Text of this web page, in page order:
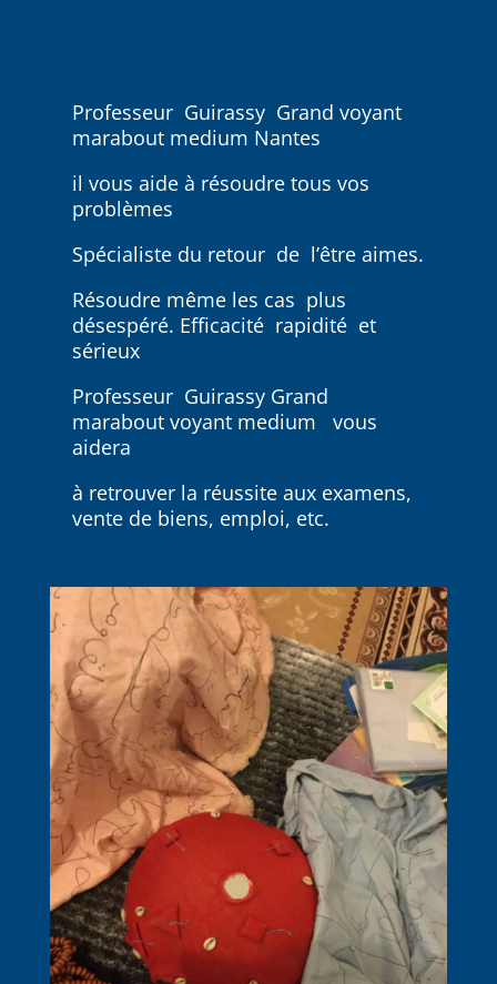
Professeur Guirassy Grand voyant
marabout medium Nantes
il vous aide à résoudre tous vos
problèmes
Spécialiste du retour de l’être aimes.
Résoudre même les cas plus
désespéré. Efficacité rapidité et
sérieux
Professeur Guirassy Grand
marabout voyant medium vous
aidera
à retrouver la réussite aux examens,
vente de biens, emploi, etc.